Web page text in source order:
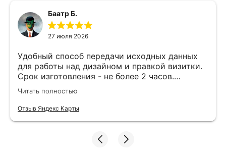
Баатр Б.
27 июля 2026
Удобный способ передачи исходных данных
для работы над дизайном и правкой визитки.
Срок изготовления - не более 2 часов.
Специалисты компетентные. Офис находится
в удобном месте, найти не составило труда.
Читать полностью
Отзыв Яндекс Карты